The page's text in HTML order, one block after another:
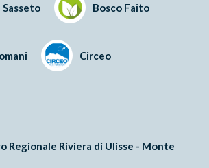
Sasseto Bosco Faito
Circeo
Regionale Riviera di Ulisse - Monte